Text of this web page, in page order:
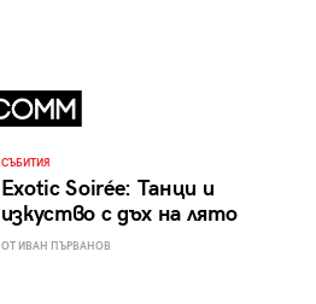
СЪБИТИЯ
Exotic Soirée: Танци и
изкуство с дъх на лято
ОТ ИВАН ПЪРВАНОВ